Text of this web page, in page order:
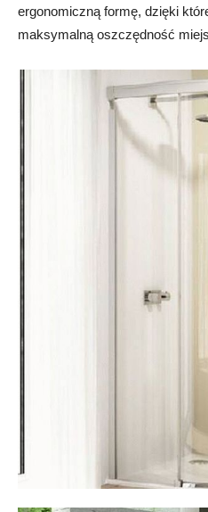
ergonomiczną formę, dzięki
maksymalną oszczędność